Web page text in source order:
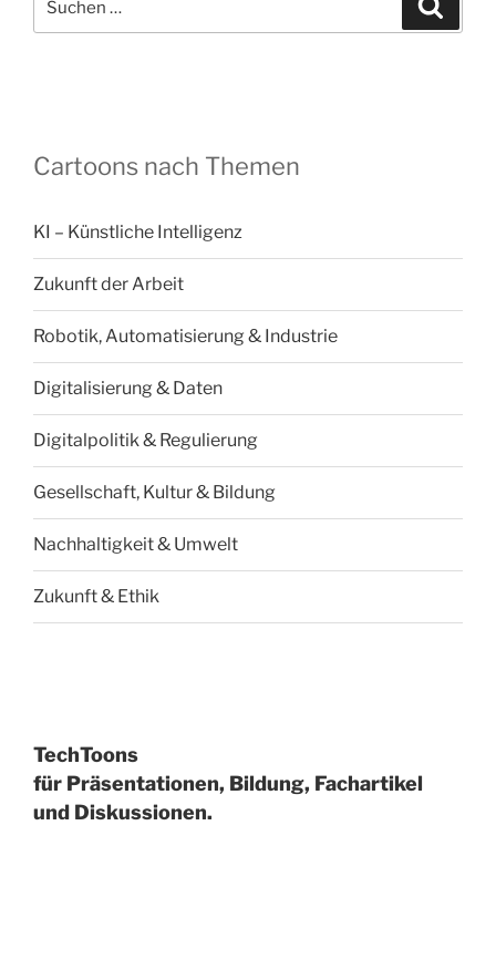
nach:
Cartoons nach Themen
KI – Künstliche Intelligenz
Zukunft der Arbeit
Robotik, Automatisierung & Industrie
Digitalisierung & Daten
Digitalpolitik & Regulierung
Gesellschaft, Kultur & Bildung
Nachhaltigkeit & Umwelt
Zukunft & Ethik
TechToons
für Präsentationen, Bildung, Fachartikel
und Diskussionen.